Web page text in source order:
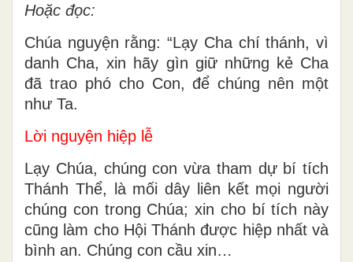
Hoặc đọc:
Chúa nguyện rằng: “Lạy Cha chí thánh, vì
danh Cha, xin hãy gìn giữ những kẻ Cha
đã trao phó cho Con, để chúng nên một
như Ta.
Lời nguyện hiệp lễ
Lạy Chúa, chúng con vừa tham dự bí tích
Thánh Thể, là mối dây liên kết mọi người
chúng con trong Chúa; xin cho bí tích này
cũng làm cho Hội Thánh được hiệp nhất và
bình an. Chúng con cầu xin…